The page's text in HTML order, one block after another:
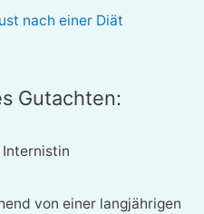
nach einer Diät
Gutachten:
von einer langjährigen